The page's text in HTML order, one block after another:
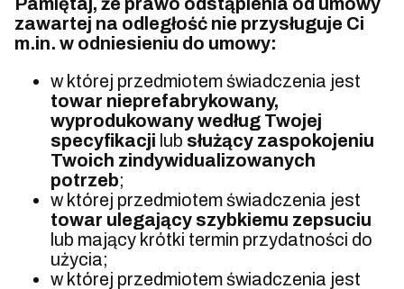
Pamiętaj, że prawo odstąpienia od umowy
zawartej na odległość nie przysługuje Ci
m.in. w odniesieniu do umowy:
w której przedmiotem świadczenia jest
towar nieprefabrykowany,
wyprodukowany według Twojej
specyfikacji lub służący zaspokojeniu
Twoich zindywidualizowanych
potrzeb;
w której przedmiotem świadczenia jest
towar ulegający szybkiemu zepsuciu
lub mający krótki termin przydatności do
użycia;
w której przedmiotem świadczenia jest